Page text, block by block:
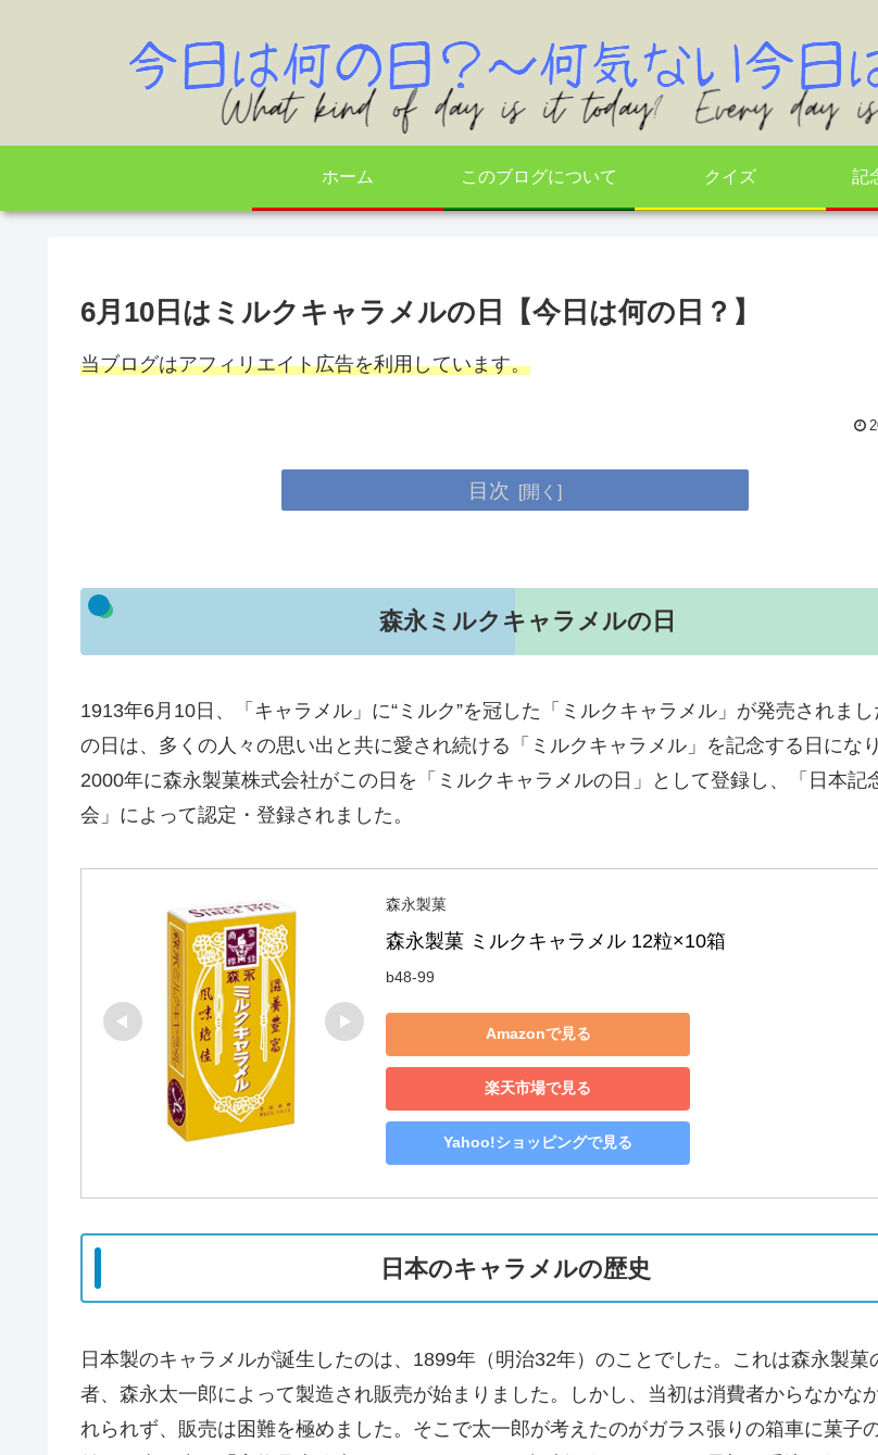
ホーム このブログについて クイズ 記
6月10日はミルクキャラメルの日【今日は何の日？】
当ブログはアフィリエイト広告を利用しています。
目次
森永ミルクキャラメルの日
1913年6月10日、「キャラメル」に“ミルク”を冠した「ミルクキャラメル」が発売されまし
の日は、多くの人々の思い出と共に愛され続ける「ミルクキャラメル」を記念する日になり
2000年に森永製菓株式会社がこの日を「ミルクキャラメルの日」として登録し、「日本記
会」によって認定・登録されました。
森永製菓
森永製菓 ミルクキャラメル 12粒×10箱
b48-99
Amazonで見る
楽天市場で見る
Yahoo!ショッピングで見る
日本のキャラメルの歴史
日本製のキャラメルが誕生したのは、1899年（明治32年）のことでした。これは森永製菓
者、森永太一郎によって製造され販売が始まりました。しかし、当初は消費者からなかな
れられず、販売は困難を極めました。そこで太一郎が考えたのがガラス張りの箱車に菓子